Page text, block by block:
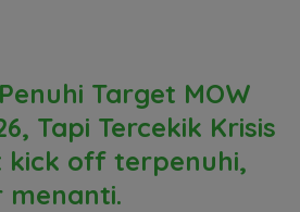
Target MOW
Tapi Tercekik Krisis
kick off terpenuhi,
menanti.